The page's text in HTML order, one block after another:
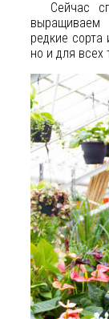
Сейчас
редкие сорта
но и для всех